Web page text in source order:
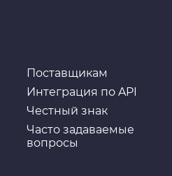
Поставщикам
Интеграция по API
Честный знак
Часто задаваемые
вопросы